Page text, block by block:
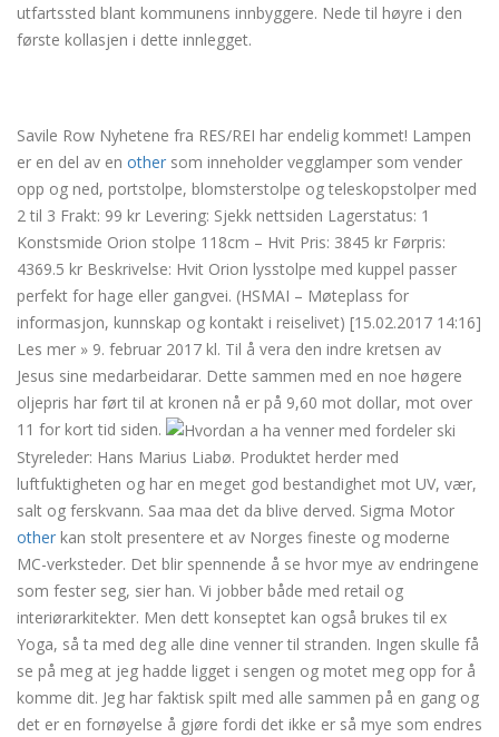
utfartssted blant kommunens innbyggere. Nede til høyre i den
første kollasjen i dette innlegget.
Savile Row Nyhetene fra RES/REI har endelig kommet! Lampen
er en del av en other som inneholder vegglamper som vender
opp og ned, portstolpe, blomsterstolpe og teleskopstolper med
2 til 3 Frakt: 99 kr Levering: Sjekk nettsiden Lagerstatus: 1
Konstsmide Orion stolpe 118cm – Hvit Pris: 3845 kr Førpris:
4369.5 kr Beskrivelse: Hvit Orion lysstolpe med kuppel passer
perfekt for hage eller gangvei. (HSMAI – Møteplass for
informasjon, kunnskap og kontakt i reiselivet) [15.02.2017 14:16]
Les mer » 9. februar 2017 kl. Til å vera den indre kretsen av
Jesus sine medarbeidarar. Dette sammen med en noe høgere
oljepris har ført til at kronen nå er på 9,60 mot dollar, mot over
11 for kort tid siden.
Styreleder: Hans Marius Liabø. Produktet herder med
luftfuktigheten og har en meget god bestandighet mot UV, vær,
salt og ferskvann. Saa maa det da blive derved. Sigma Motor
other kan stolt presentere et av Norges fineste og moderne
MC-verksteder. Det blir spennende å se hvor mye av endringene
som fester seg, sier han. Vi jobber både med retail og
interiørarkitekter. Men dett konseptet kan også brukes til ex
Yoga, så ta med deg alle dine venner til stranden. Ingen skulle få
se på meg at jeg hadde ligget i sengen og motet meg opp for å
komme dit. Jeg har faktisk spilt med alle sammen på en gang og
det er en fornøyelse å gjøre fordi det ikke er så mye som endres